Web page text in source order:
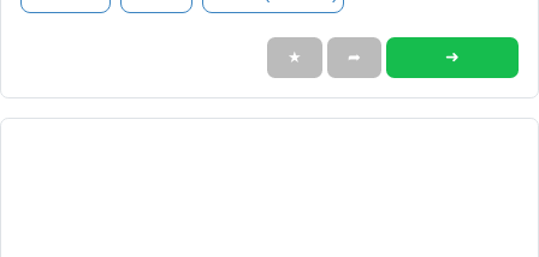
★ ➦ ➜